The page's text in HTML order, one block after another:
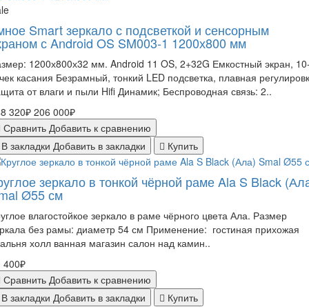
Smart зеркало с подсветкой и сенсорным
с Android OS SM003-1 1200х800 мм
1200х800х32 мм. Android 11 OS, 2+32G Емкостный экран,
касания Безрамный, тонкий LED подсветка, плавная
от влаги и пыли Hifi Динамик; Беспроводная связь: 2..
320₽ 206 000₽
Сравнить Добавить к сравнению
закладки Добавить в закладки Купить
зеркало в тонкой чёрной раме Ala S Black
Ø55 см
влагостойкое зеркало в раме чёрного цвета Ала. Размер
без рамы: диаметр 54 см Применение: гостиная прихожая
холл ванная магазин салон над камин..
400₽
Сравнить Добавить к сравнению
закладки Добавить в закладки Купить